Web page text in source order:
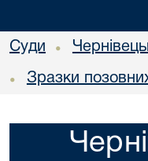
Суди •
• Зразки